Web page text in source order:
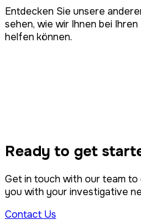
Entdecken Sie unsere
sehen, wie wir Ihnen bei
helfen können.
Kollektivklage
Computer-Forense
Ready to get
Get in touch with our team to
you with your investigative
Contact Us